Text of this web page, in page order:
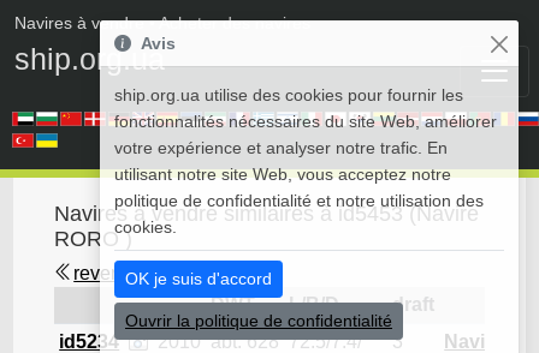
Navires à vendre• Acheter des navires
ship.org.ua
Navires à vendre similaires à id5453 (Navire
RORO )
revenir en arrière
DWT
L/B/D
draft
id5234
2010 abt. 628 72.5/7.4/ 3
Navire
Avis
ship.org.ua utilise des cookies pour fournir les
fonctionnalités nécessaires du site Web, améliorer
votre expérience et analyser notre trafic. En
utilisant notre site Web, vous acceptez notre
politique de confidentialité et notre utilisation des
cookies.
OK je suis d'accord
Ouvrir la politique de confidentialité